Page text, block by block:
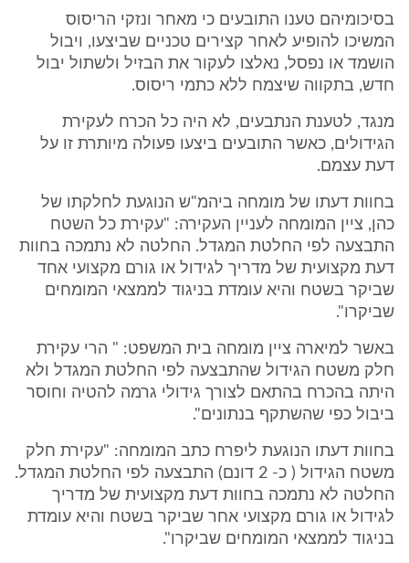
בסיכומיהם טענו התובעים כי מאחר ונזקי הריסוס
המשיכו להופיע לאחר קצירים טכניים שביצעו, ויבול
הושמד או נפסל, נאלצו לעקור את הבזיל ולשתול יבול
חדש, בתקווה שיצמח ללא כתמי ריסוס.
מנגד, לטענת הנתבעים, לא היה כל הכרח לעקירת
הגידולים, כאשר התובעים ביצעו פעולה מיותרת זו על
דעת עצמם.
בחוות דעתו של מומחה ביהמ"ש הנוגעת לחלקתו של
כהן, ציין המומחה לעניין העקירה: "עקירת כל השטח
התבצעה לפי החלטת המגדל. החלטה לא נתמכה בחוות
דעת מקצועית של מדריך לגידול או גורם מקצועי אחד
שביקר בשטח והיא עומדת בניגוד לממצאי המומחים
שביקרו".
באשר למיארה ציין מומחה בית המשפט: " הרי עקירת
חלק משטח הגידול שהתבצעה לפי החלטת המגדל ולא
היתה בהכרח בהתאם לצורך גידולי גרמה להטיה וחוסר
ביבול כפי שהשתקף בנתונים".
בחוות דעתו הנוגעת ליפרח כתב המומחה: "עקירת חלק
משטח הגידול ( כ- 2 דונם) התבצעה לפי החלטת המגדל.
החלטה לא נתמכה בחוות דעת מקצועית של מדריך
לגידול או גורם מקצועי אחר שביקר בשטח והיא עומדת
בניגוד לממצאי המומחים שביקרו".